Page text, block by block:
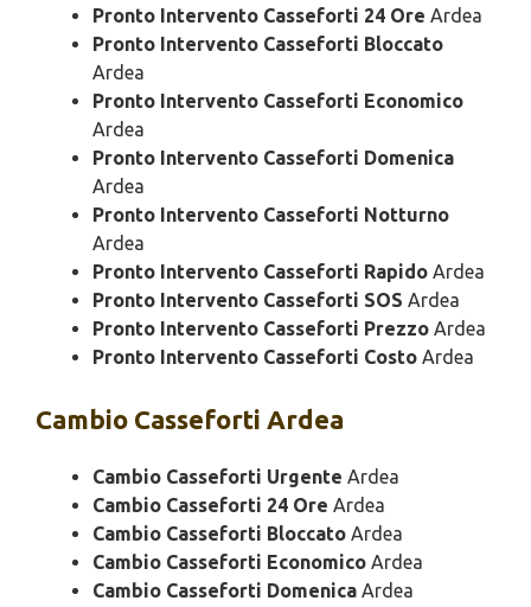
Pronto Intervento Casseforti 24 Ore Ardea
Pronto Intervento Casseforti Bloccato
Ardea
Pronto Intervento Casseforti Economico
Ardea
Pronto Intervento Casseforti Domenica
Ardea
Pronto Intervento Casseforti Notturno
Ardea
Pronto Intervento Casseforti Rapido Ardea
Pronto Intervento Casseforti SOS Ardea
Pronto Intervento Casseforti Prezzo Ardea
Pronto Intervento Casseforti Costo Ardea
Cambio Casseforti Ardea
Cambio Casseforti Urgente Ardea
Cambio Casseforti 24 Ore Ardea
Cambio Casseforti Bloccato Ardea
Cambio Casseforti Economico Ardea
Cambio Casseforti Domenica Ardea